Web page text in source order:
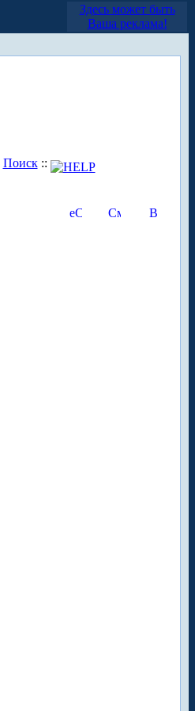
Здесь может быть
Ваша реклама!
Поиск::